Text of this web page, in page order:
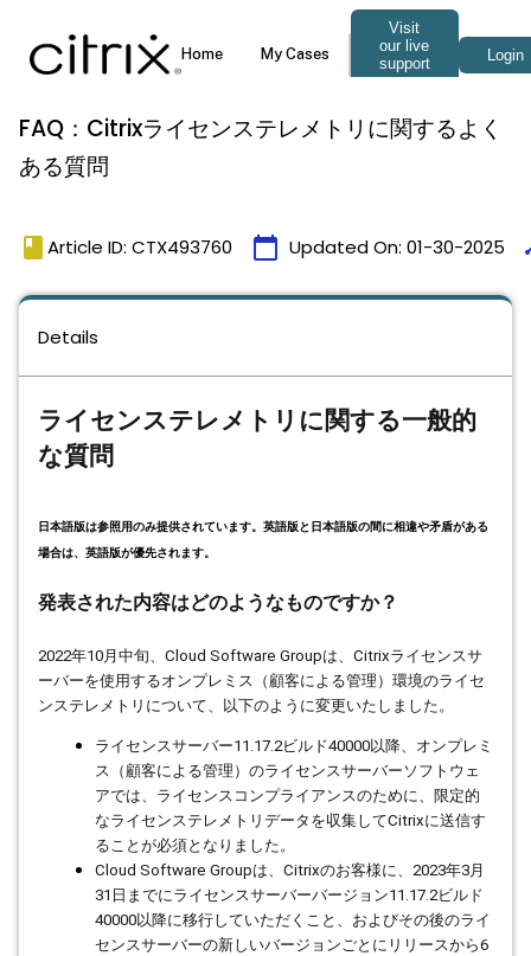
FAQ：Citrixライセンステレメトリに関するよく
ある質問
book Article ID: CTX493760 calendar_today Updated On: 01-30-2025
Details
ライセンステレメトリに関する一般的
な質問
日本語版は参照用のみ提供されています。英語版と日本語版の間に相違や矛盾がある
場合は、英語版が優先されます。
発表された内容はどのようなものですか？
2022年10 月中旬、 Cloud Software Groupは、 Citrixライセンスサ
ーバーを使用するオンプレミス（顧客による管理）環境のライセ
ンステレメトリについて、以下のように変更いたしました。
ライセンスサーバー11.17.2ビルド40000以降、オンプレミ
ス（顧客による管理）のライセンスサーバーソフトウェ
アでは、ライセンスコンプライアンスのために、限定的
なライセンステレメトリデータを収集してCitrixに送信す
ることが必須となりました。
Cloud Software Groupは、 Citrixのお客様に、 2023年3 月
31 日までにライセンスサーバーバージョン11.17.2ビルド
40000以降に移行していただくこと、およびその後のライ
センスサーバーの新しいバージョンごとにリリースから6